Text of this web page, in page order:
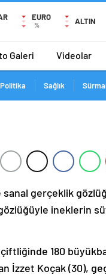
EURO
% ALTIN
Galeri Videolar
Politika Sağlık
gerçeklik
ineklerin
180
İzzet Koçak (30),